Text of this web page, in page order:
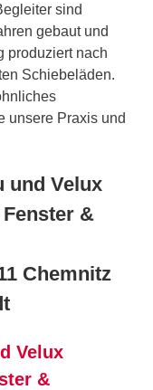
sind
gebaut und
produziert nach
Schiebeläden.
unsere Praxis und
und Velux
&
Chemnitz
Velux
&